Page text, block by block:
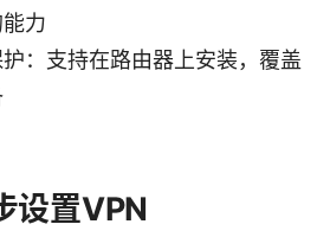
力
：支持在路由器上安装，覆盖
设置VPN